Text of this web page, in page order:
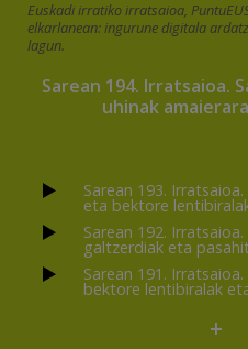
Euskadi irratiko irratsaioa,
elkarlanean: ingurune digitala
lagun.
Sarean 194. Irratsaioa.
uhinak
Sarean 193.
eta bektore
Sarean 192.
galtzerdiak eta
Sarean 191.
bektore lentibiralak
+